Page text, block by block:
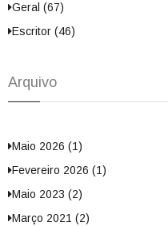
Geral (67)
Escritor (46)
Arquivo
Maio 2026 (1)
Fevereiro 2026 (1)
Maio 2023 (2)
Março 2021 (2)